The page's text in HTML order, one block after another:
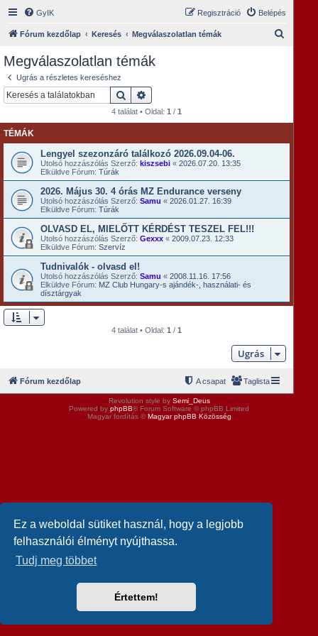
Ez a weboldal sütiket használ, hogy a legjobb
felhasználói élményt nyújthassa.
Tudj meg többet
Értettem!
GyIK Belépés
Regisztráció
Fórum kezdőlap Keresés Megválaszolatlan témák
Megválaszolatlan témák
Ugrás a részletes kereséshez
Keresés
4 találat • Oldal:1 /1
TÉMÁK
Lengyel szezonzáró találkozó 2026.09.04-06.
Utolsó hozzászólás Szerző: kiszsebi « 2026.07.20. 13:35
Elküldve Fórum: Túrák
2026. Május 30. 4 órás MZ Endurance verseny
Utolsó hozzászólás Szerző: Samu « 2026.01.27. 16:39
Elküldve Fórum: Túrák
OLVASD EL, MIELŐTT KÉRDÉST TESZEL FEL!!!
Utolsó hozzászólás Szerző: Gexxx « 2009.07.23. 12:33
Elküldve Fórum: Szervíz
Tudnivalók - olvasd el!
Utolsó hozzászólás Szerző: Samu « 2008.11.16. 17:56
Elküldve Fórum: MZ Club Hungary-s ajándék-, használati- és
dísztárgyak
4 találat • Oldal:1 /1
Ugrás
Fórum kezdőlap Taglista
A csapat
Revolution style by Semi_Deus
Powered by phpBB® Forum Software © phpBB Limited
Magyar fordítás ©Magyar phpBB Közösség